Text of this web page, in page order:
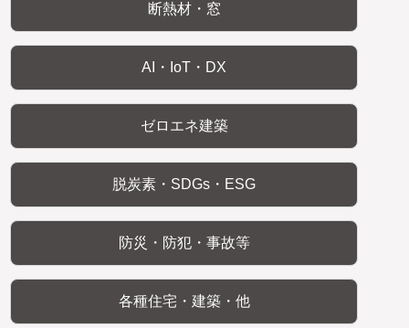
断熱材・窓
AI・IoT・DX
ゼロエネ建築
脱炭素・SDGs・ESG
防災・防犯・事故等
各種住宅・建築・他